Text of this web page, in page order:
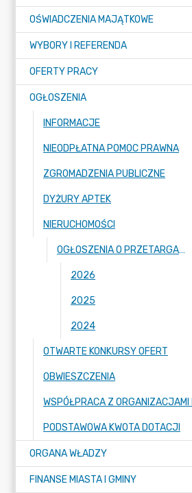
OŚWIADCZENIA MAJĄTKOWE
WYBORY I REFERENDA
OFERTY PRACY
OGŁOSZENIA
INFORMACJE
NIEODPŁATNA POMOC PRAWNA
ZGROMADZENIA PUBLICZNE
DYŻURY APTEK
NIERUCHOMOŚCI
OGŁOSZENIA O PRZETARGACH
2026
2025
2024
OTWARTE KONKURSY OFERT
OBWIESZCZENIA
PODSTAWOWA KWOTA DOTACJI
ORGANA WŁADZY
FINANSE MIASTA I GMINY